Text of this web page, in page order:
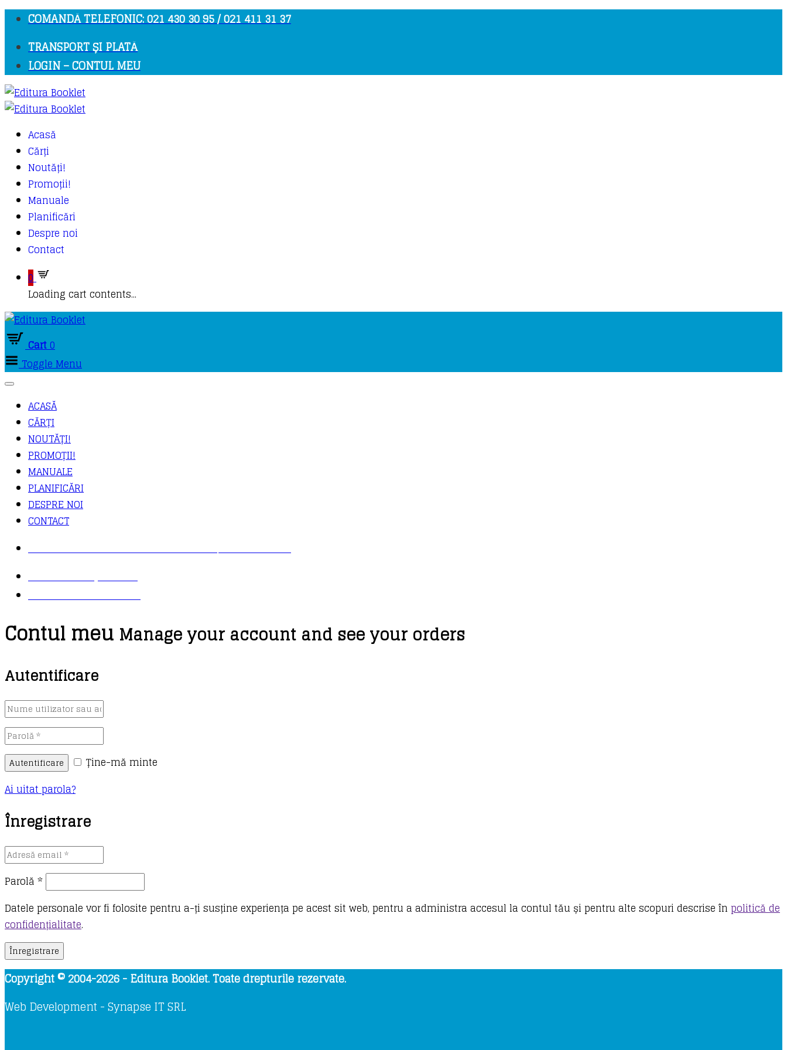
COMANDĂ TELEFONIC: 021 430 30 95 / 021 411 31 37
TRANSPORT ȘI PLATĂ
LOGIN – CONTUL MEU
Acasă
Cărți
Noutăți!
Promoții!
Manuale
Planificări
Despre noi
Contact
0
Loading cart contents...
Cart0
Toggle Menu
ACASĂ
CĂRȚI
NOUTĂȚI!
PROMOȚII!
MANUALE
PLANIFICĂRI
DESPRE NOI
CONTACT
COMANDĂ TELEFONIC: 021 430 30 95 / 021 411 31 37
TRANSPORT ȘI PLATĂ
LOGIN – CONTUL MEU
Contul meu Manage your account and see your orders
Autentificare
Autentificare
Ține-mă minte
Ai uitat parola?
Înregistrare
Parolă *Obligatoriu
Datele personale vor fi folosite pentru a-ți susține experiența pe acest sit web, pentru a administra accesul la contul tău și pentru alte scopuri descrise în politică de
confidențialitate.
Înregistrare
Copyright © 2004-2026 - Editura Booklet. Toate drepturile rezervate.
Web Development - Synapse IT SRL